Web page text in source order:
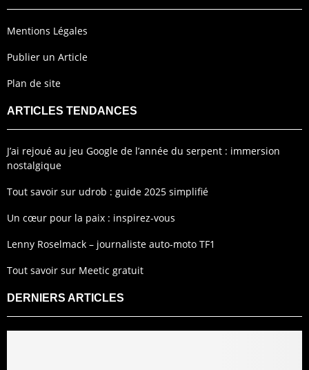
Mentions Légales
Publier un Article
Plan de site
ARTICLES TENDANCES
J’ai rejoué au jeu Google de l’année du serpent : immersion
nostalgique
Tout savoir sur udrob : guide 2025 simplifié
Un cœur pour la paix : inspirez-vous
Lenny Roselmack – journaliste auto-moto TF1
Tout savoir sur Meetic gratuit
DERNIERS ARTICLES